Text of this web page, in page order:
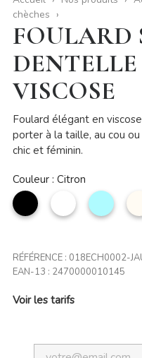
chèches
FOULARD
DENTELLE
VISCOSE
Foulard élégant en
porter à la taille, au cou
chic et féminin.
Couleur : Citron
noir Blanc
Bleu
ciel
RÉFÉRENCE : 018ECH0002-
EAN-13 : 2470000010145
Voir les tarifs